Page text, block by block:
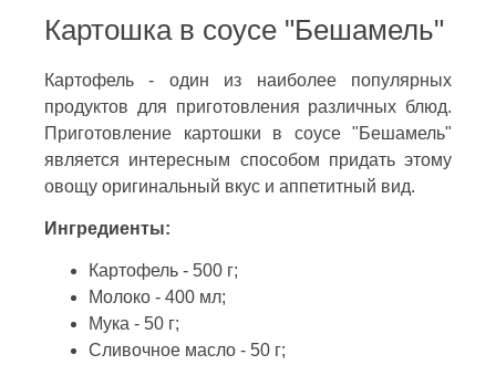
Картошка в соусе "Бешамель"
Картофель - один из наиболее популярных
продуктов для приготовления различных блюд.
Приготовление картошки в соусе "Бешамель"
является интересным способом придать этому
овощу оригинальный вкус и аппетитный вид.
Ингредиенты:
Картофель - 500 г;
Молоко - 400 мл;
Мука - 50 г;
Сливочное масло - 50 г;